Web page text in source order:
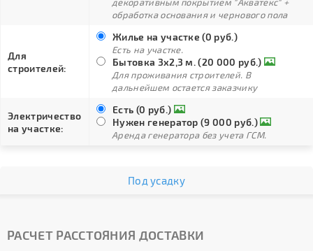
обработка основания и чернового пола
Для
строителей:
Жилье на участке (0 руб.)
Есть на участке.
Бытовка 3х2,3 м. (20 000 руб.)
Для проживания строителей. В
дальнейшем остается заказчику
Электричество
на участке:
Есть (0 руб.)
Нужен генератор (9 000 руб.)
Аренда генератора без учета ГСМ.
Под усадку
РАСЧЕТ РАССТОЯНИЯ ДОСТАВКИ